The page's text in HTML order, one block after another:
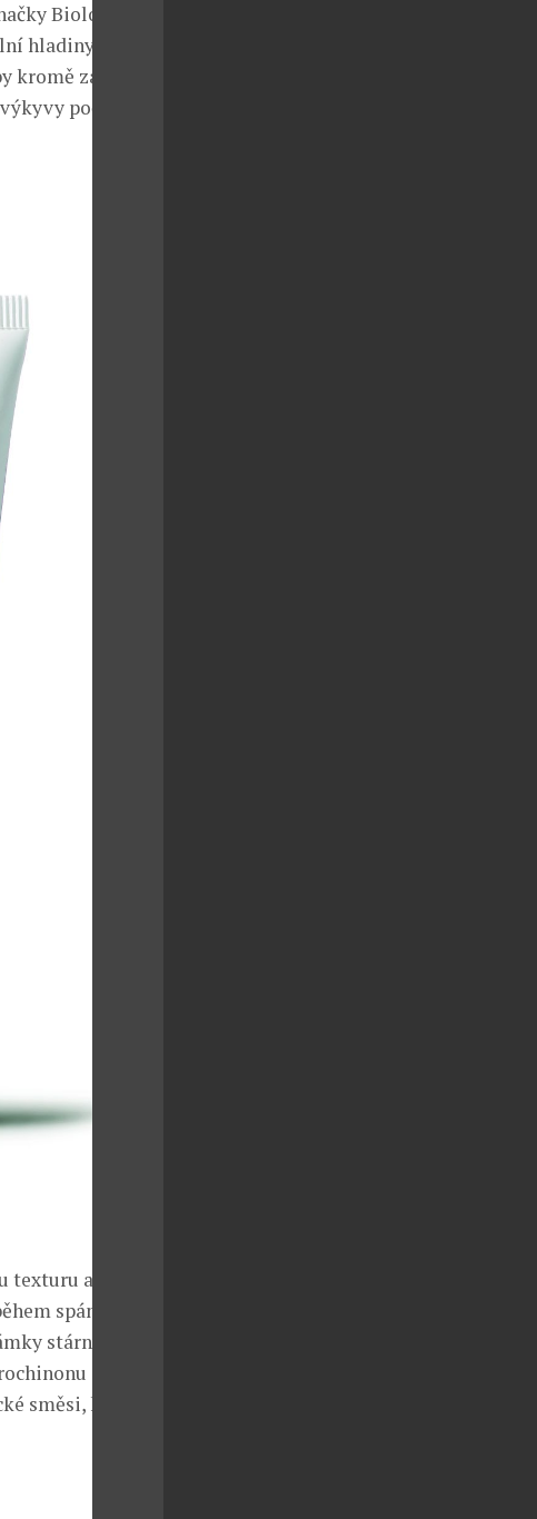
Biologique
hladiny
kromě zajištění
počasí a
texturu a
spánku.
stárnutí a
se
směsi, která